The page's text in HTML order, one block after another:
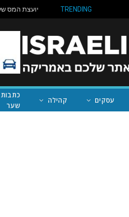
TRENDING
עסקים קהילה
כתבות
שער